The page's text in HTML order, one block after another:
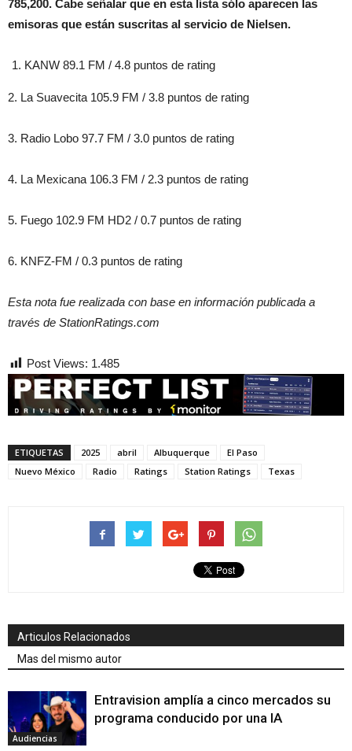
785,200. Cabe señalar que en esta lista sólo aparecen las
emisoras que están suscritas al servicio de Nielsen.
KANW 89.1 FM / 4.8 puntos de rating
2. La Suavecita 105.9 FM / 3.8 puntos de rating
3. Radio Lobo 97.7 FM / 3.0 puntos de rating
4. La Mexicana 106.3 FM / 2.3 puntos de rating
5. Fuego 102.9 FM HD2 / 0.7 puntos de rating
6. KNFZ-FM / 0.3 puntos de rating
Esta nota fue realizada con base en información publicada a
través de StationRatings.com
Post Views: 1.485
ETIQUETAS 2025 abril Albuquerque
El Paso
Nuevo México
Radio Ratings Station Ratings Texas
Articulos Relacionados
Mas del mismo autor
Audiencias
Entravision amplía a cinco mercados su
programa conducido por una IA